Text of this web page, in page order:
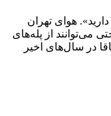
هوای تهران
از پله‌های
در سال‌‌های اخیر